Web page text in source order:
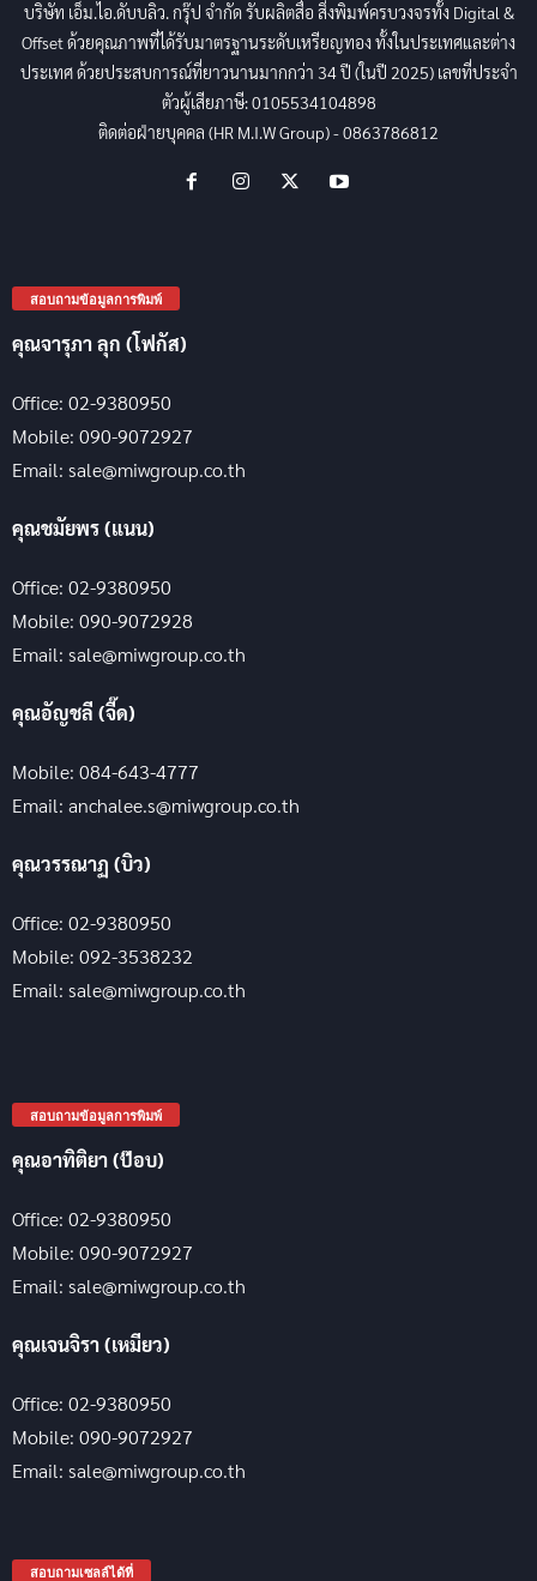
บริษัท เอ็ม.ไอ.ดับบลิว. กรุ๊ป จำกัด รับผลิตสื่อ สิ่งพิมพ์ครบวงจรทั้ง Digital &
Offset ด้วยคุณภาพที่ได้รับมาตรฐานระดับเหรียญทอง ทั้งในประเทศและต่าง
ประเทศ ด้วยประสบการณ์ที่ยาวนานมากกว่า 34 ปี (ในปี 2025) เลขที่ประจำ
ตัวผู้เสียภาษี: 0105534104898
ติดต่อฝ่ายบุคคล (HR M.I.W Group) - 0863786812
สอบถามข้อมูลการพิมพ์
คุณจารุภา ลุก (โฟกัส)
Office: 02-9380950
Mobile: 090-9072927
Email: sale@miwgroup.co.th
คุณชมัยพร (แนน)
Office: 02-9380950
Mobile: 090-9072928
Email: sale@miwgroup.co.th
คุณอัญชลี (จี๊ด)
Mobile: 084-643-4777
Email: anchalee.s@miwgroup.co.th
คุณวรรณาฏ (บิว)
Office: 02-9380950
Mobile: 092-3538232
Email: sale@miwgroup.co.th
สอบถามข้อมูลการพิมพ์
คุณอาทิติยา (ป๊อบ)
Office: 02-9380950
Mobile: 090-9072927
Email: sale@miwgroup.co.th
คุณเจนจิรา (เหมียว)
Office: 02-9380950
Mobile: 090-9072927
Email: sale@miwgroup.co.th
สอบถามเซลล์ได้ที่